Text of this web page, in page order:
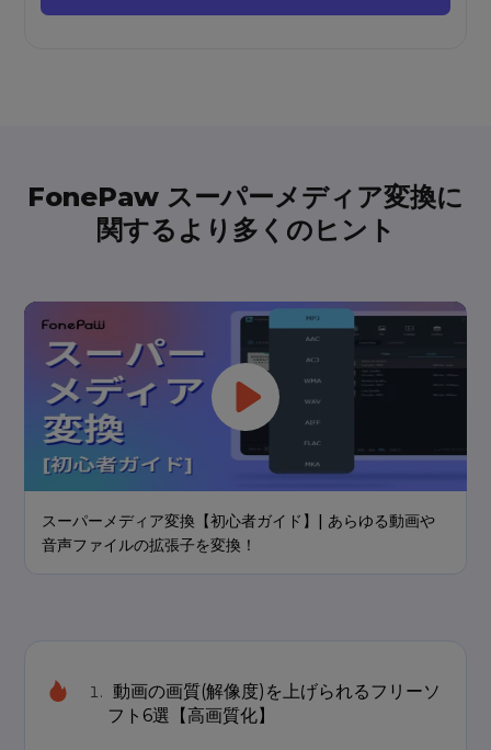
FonePaw スーパーメディア変換に
関するより多くのヒント
スーパーメディア変換【初心者ガイド】| あらゆる動画や
音声ファイルの拡張子を変換！
動画の画質(解像度)を上げられるフリーソ
フト6選【高画質化】